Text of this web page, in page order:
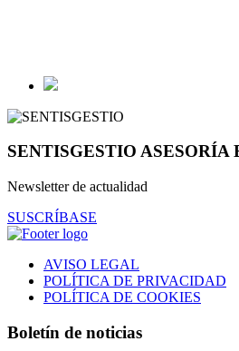
SENTISGESTIO ASESORÍA
Newsletter de actualidad
SUSCRÍBASE
AVISO LEGAL
POLÍTICA DE PRIVACIDAD
POLÍTICA DE COOKIES
Boletín de noticias